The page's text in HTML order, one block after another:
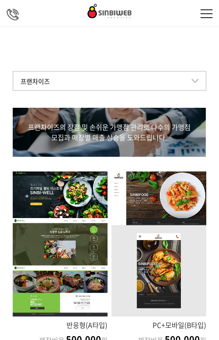
프랜차이즈
프랜차이즈의 장점 및 손쉬운 가맹점 관리로 다수의 가맹점
모집과 매장별 매출 상승을 도와드립니다.
반응형(A타입)
PC+모바일(B타입)